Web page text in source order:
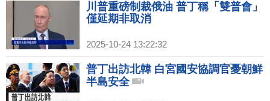
川普重磅制裁俄油 普丁稱「雙普會」
僅延期非取消
2025-10-24 13:22:32
普丁出訪北韓 白宮國安協調官憂朝鮮
半島安全